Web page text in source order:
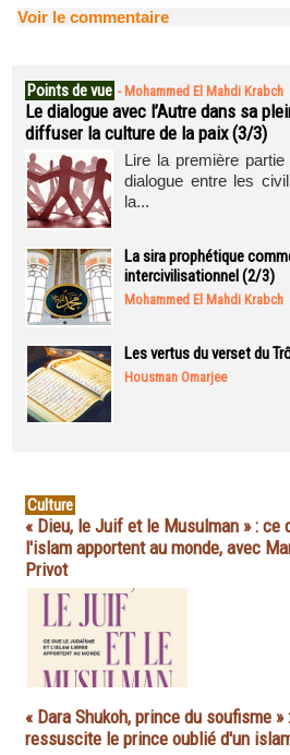
Voir le commentaire
Points de vue - Mohammed El Mahdi Krabch
Le dialogue avec l’Autre dans sa
diffuser la culture de la paix (3/3)
Lire la première
dialogue entre les
la...
La sira prophétique
intercivilisationnel (2/3)
Mohammed El Mahdi Krabch
Les vertus du verset du
Housman Omarjee
Culture
« Dieu, le Juif et le Musulman » : ce
l'islam apportent au monde, avec
Privot
« Dara Shukoh, prince du soufisme
ressuscite le prince oublié d'un